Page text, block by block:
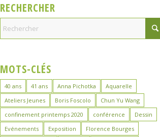
RECHERCHER
MOTS-CLÉS
40 ans 41 ans Anna Pichotka
Aquarelle
Ateliers Jeunes
Boris Foscolo
Chun Yu Wang
confinement printemps 2020
conférence
Dessin
Evénements
Exposition
Florence Bourges